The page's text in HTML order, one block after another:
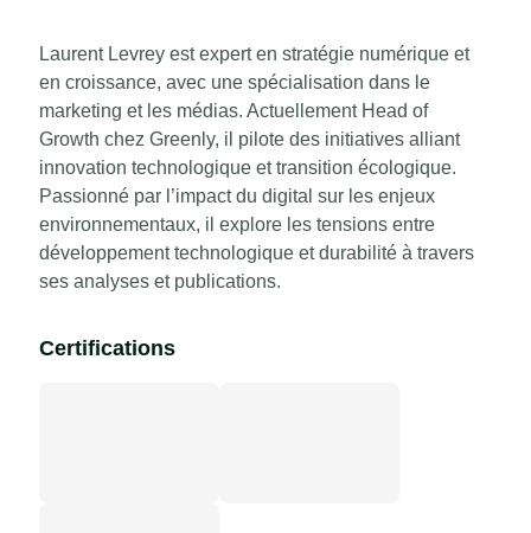
Laurent Levrey est expert en stratégie numérique et
en croissance, avec une spécialisation dans le
marketing et les médias. Actuellement Head of
Growth chez Greenly, il pilote des initiatives alliant
innovation technologique et transition écologique.
Passionné par l’impact du digital sur les enjeux
environnementaux, il explore les tensions entre
développement technologique et durabilité à travers
ses analyses et publications.
Certifications